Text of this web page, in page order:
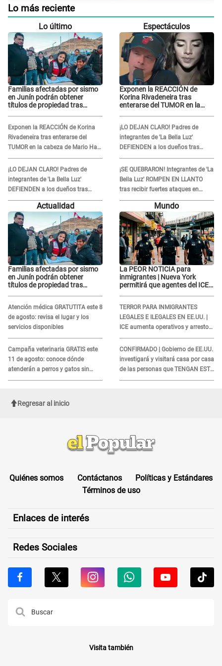
Lo más reciente
Lo último
Familias afectadas por sismo
en Junín podrán obtener
títulos de propiedad tras
Exponen la REACCIÓN de Korina
Rivadeneira tras enterarse del
TUMOR en la cabeza de Mario Hart:
"Ella estaba muy..."
¡LO DEJAN CLARO! Padres de
integrantes de 'La Bella Luz'
DEFIENDEN a los dueños tras
denuncia: “Nunca vimos nada...”
Espectáculos
Exponen la REACCIÓN de
Korina Rivadeneira tras
enterarse del TUMOR en la
¡LO DEJAN CLARO! Padres de
integrantes de 'La Bella Luz'
DEFIENDEN a los dueños tras
denuncia: “Nunca vimos nada...”
¡SE QUEBRARON! Integrantes de 'La
Bella Luz' ROMPEN EN LLANTO
tras recibir fuertes ataques en
redes por DENUNCIA de acoso
contra Naldy Saldaña
Actualidad
Familias afectadas por sismo
en Junín podrán obtener
títulos de propiedad tras
Atención médica GRATUTITA este 8
de agosto: revisa el lugar y los
servicios disponibles
Campaña veterinaria GRATIS este
11 de agosto: conoce dónde
atenderán a perros y gatos sin
costo
Mundo
La PEOR NOTICIA para
inmigrantes | Nueva York
permitirá que agentes del ICE
TERROR PARA INMIGRANTES
LEGALES E ILEGALES EN EE.UU. |
ICE aumenta operativos y arrestos
a extranjeros en aeropuertos
CONFIRMADO | Gobierno de EE.UU.
investigará y visitará casa por casa
de las personas que TENGAN ESTE
TRABAJO
Regresar al inicio
Quiénes somos Contáctanos
Políticas y Estándares
Términos de uso
Enlaces de interés
Redes Sociales
Visita también